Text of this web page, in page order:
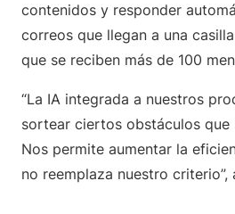
contenidos y responder
correos que llegan a una
que se reciben más de 100
“La IA integrada a nuestros
sortear ciertos obstáculos que
Nos permite aumentar la
no reemplaza nuestro criterio”,